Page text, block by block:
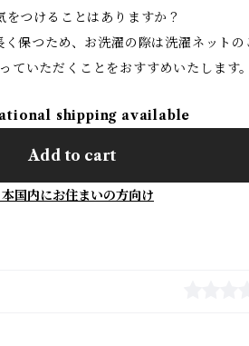
つけることはありますか？
保つため、お洗濯の際は洗濯ネット
ていただくことをおすすめいたします。
shipping available
Add to cart
本国内にお住まいの方向け